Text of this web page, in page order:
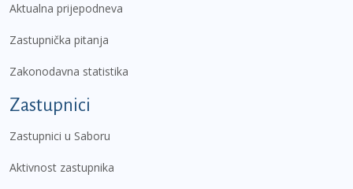
Aktualna prijepodneva
Zastupnička pitanja
Zakonodavna statistika
Zastupnici
Zastupnici u Saboru
Aktivnost zastupnika